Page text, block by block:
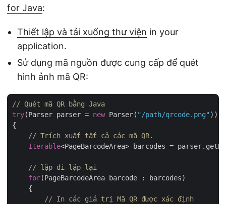
for Java:
Thiết lập và tải xuống thư viện in your
application.
Sử dụng mã nguồn được cung cấp để quét
hình ảnh mã QR:
// Quét mã QR bằng Java
try(Parser parser = new Parser( "/path/qrcode.png" ))
{
// Trích xuất tất cả các mã QR.
Iterable<PageBarcodeArea> barcodes =
// lặp đi lặp lại
for(PageBarcodeArea barcode : barcodes)
    {
// In các giá trị Mã QR được xác định